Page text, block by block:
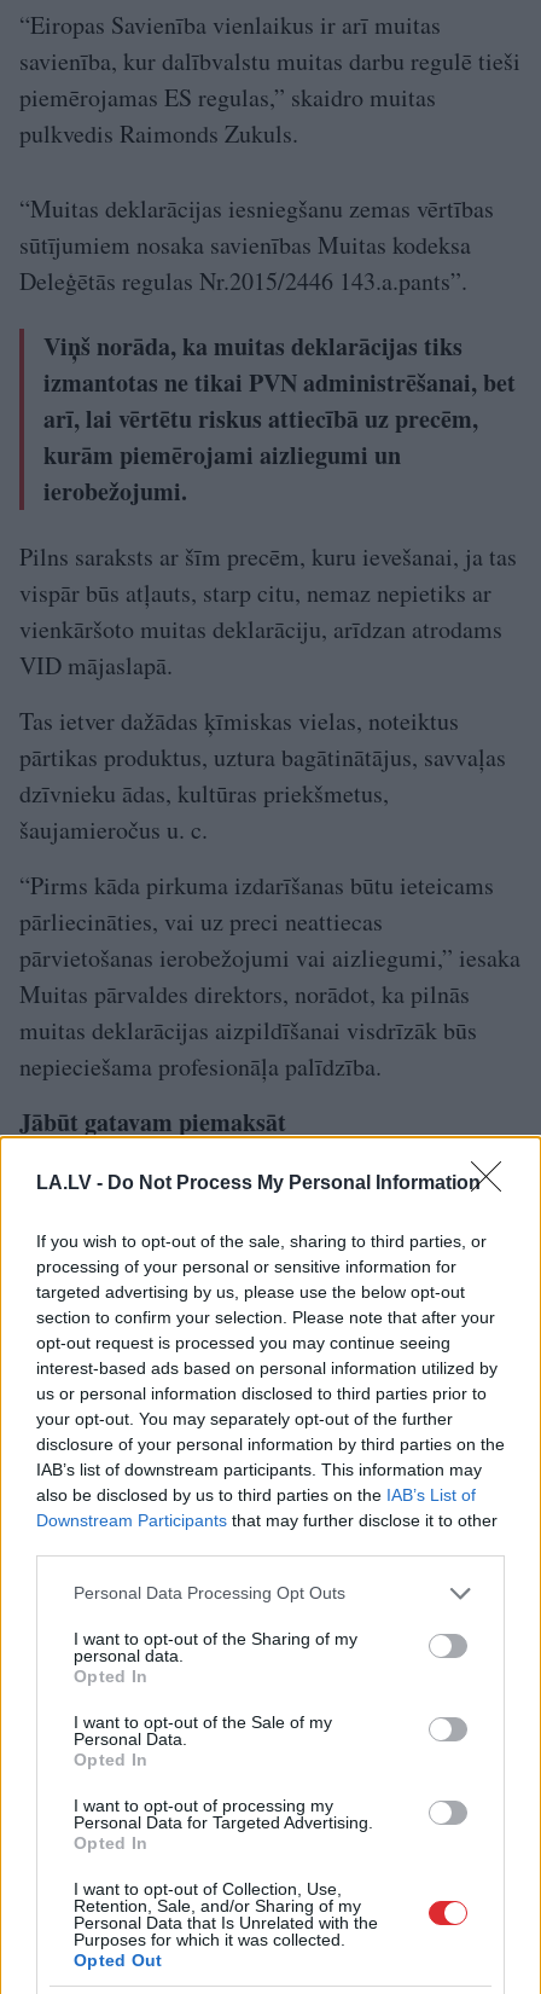
LA.LV - Do Not Process My Personal Information
If you wish to opt-out of the sale, sharing to third parties, or
processing of your personal or sensitive information for
targeted advertising by us, please use the below opt-out
section to confirm your selection. Please note that after your
opt-out request is processed you may continue seeing
interest-based ads based on personal information utilized by
us or personal information disclosed to third parties prior to
your opt-out. You may separately opt-out of the further
disclosure of your personal information by third parties on the
IAB’s list of downstream participants. This information may
also be disclosed by us to third parties on the IAB’s List of
Downstream Participants that may further disclose it to other
Please note that this website/app uses one or more Google
not limited to your visit or usage behaviour. You may click to
grant or deny consent to Google and its third-party tags to
use your data for below specified purposes in below Google
consent section.
Personal Data Processing Opt Outs
I want to opt-out of the Sharing of my
personal data.
Opted In
I want to opt-out of the Sale of my
Personal Data.
Opted In
I want to opt-out of processing my
Personal Data for Targeted Advertising.
Opted In
I want to opt-out of Collection, Use,
Retention, Sale, and/or Sharing of my
Personal Data that Is Unrelated with the
Purposes for which it was collected.
Opted Out
“Eiropas Savienība vienlaikus ir arī muitas
savienība, kur dalībvalstu muitas darbu regulē tieši
piemērojamas ES regulas,” skaidro muitas
pulkvedis Raimonds Zukuls.
“Muitas deklarācijas iesniegšanu zemas vērtības
sūtījumiem nosaka savienības Muitas kodeksa
Deleģētās regulas Nr.2015/2446 143.a.pants”.
Viņš norāda, ka muitas deklarācijas tiks
izmantotas ne tikai PVN administrēšanai, bet
arī, lai vērtētu riskus attiecībā uz precēm,
kurām piemērojami aizliegumi un
ierobežojumi.
Pilns saraksts ar šīm precēm, kuru ievešanai, ja tas
vispār būs atļauts, starp citu, nemaz nepietiks ar
vienkāršoto muitas deklarāciju, arīdzan atrodams
VID mājaslapā.
Tas ietver dažādas ķīmiskas vielas, noteiktus
pārtikas produktus, uztura bagātinātājus, savvaļas
dzīvnieku ādas, kultūras priekšmetus,
šaujamieročus u. c.
“Pirms kāda pirkuma izdarīšanas būtu ieteicams
pārliecināties, vai uz preci neattiecas
pārvietošanas ierobežojumi vai aizliegumi,” iesaka
Muitas pārvaldes direktors, norādot, ka pilnās
muitas deklarācijas aizpildīšanai visdrīzāk būs
nepieciešama profesionāļa palīdzība.
Jābūt gatavam piemaksāt
Jaunā kārtība nenoliedzami sašūpos svaru
kategorijās “izdevīgs” – “neizdevīgs”.
Zinot par dažādām iepriekšējo gadu aktivitātēm,
kas preču un pakalpojumu sniedzējiem liedz
produktu tirdzniecībā piemērot slēptās izmaksas,
jautājām Patērētāju tiesību aizsardzības centram
(PTAC), vai iespējamās muitas izmaksas, kuras
pirkuma veikšanas brīdī nav iekļautas cenā un
patērētāja tiesībām.
Tomēr izrādās, ka situācija nav tik viennozīmīga.
“Iepērkoties trešajās valstīs, patērētājam var
nākties piemaksāt,” saka PTAC pārstāve Sanita
Gertmane un skaidro: “Eiropas Savienības
vienotajā tirgū ir vienoti principi, kā norādāmas
izmaksas un preces cenas, kā arī faktiski netiek
jānorāda, iekļaujot visus nodokļus.
Trešajās valstīs var būt savi principi, kā tiek